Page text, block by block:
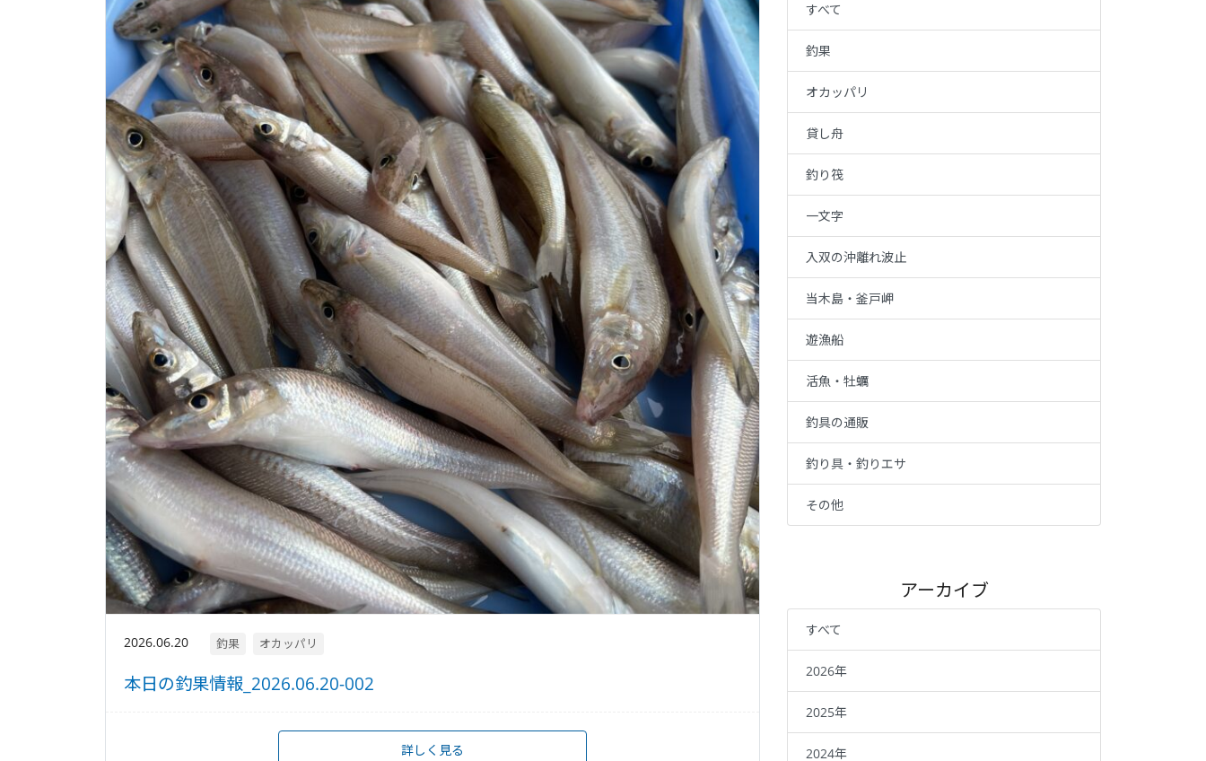
2026.06.20 釣果 オカッパリ
本日の釣果情報_2026.06.20-002
詳しく見る
すべて
釣果
オカッパリ
貸し舟
釣り筏
一文字
入双の沖離れ波止
当木島・釜戸岬
遊漁船
活魚・牡蠣
釣具の通販
釣り具・釣りエサ
その他
アーカイブ
すべて
2026年
2025年
2024年